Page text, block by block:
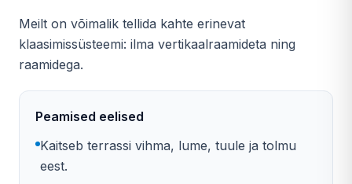
Meilt on võimalik tellida kahte erinevat
klaasimissüsteemi: ilma vertikaalraamideta ning
raamidega.
Peamised eelised
Kaitseb terrassi vihma, lume, tuule ja tolmu
eest.